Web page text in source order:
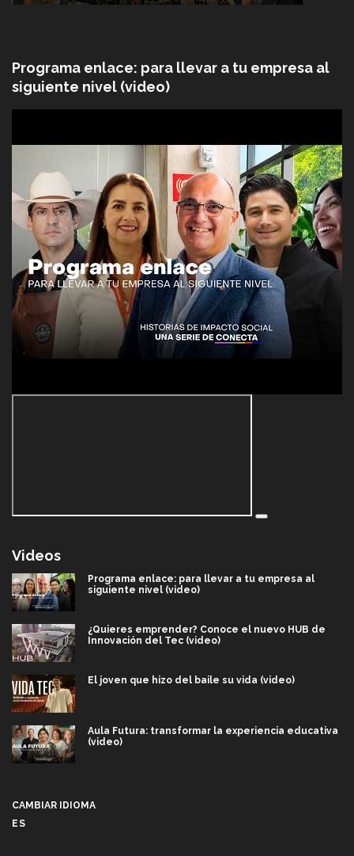
Programa enlace: para llevar a tu empresa al
siguiente nivel (video)
Videos
Programa enlace: para llevar a tu empresa al
siguiente nivel (video)
¿Quieres emprender? Conoce el nuevo HUB de
Innovación del Tec (video)
El joven que hizo del baile su vida (video)
Aula Futura: transformar la experiencia educativa
(video)
CAMBIAR IDIOMA
ES